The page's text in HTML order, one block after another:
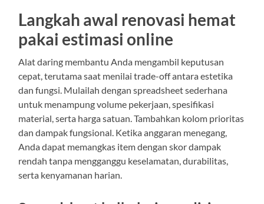
Langkah awal renovasi hemat
pakai estimasi online
Alat daring membantu Anda mengambil keputusan
cepat, terutama saat menilai trade-off antara estetika
dan fungsi. Mulailah dengan spreadsheet sederhana
untuk menampung volume pekerjaan, spesifikasi
material, serta harga satuan. Tambahkan kolom prioritas
dan dampak fungsional. Ketika anggaran menegang,
Anda dapat memangkas item dengan skor dampak
rendah tanpa mengganggu keselamatan, durabilitas,
serta kenyamanan harian.